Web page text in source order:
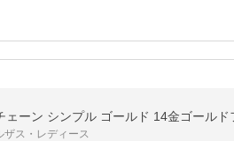
ザス・レディース